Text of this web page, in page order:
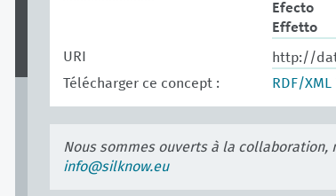
Efecto
Effetto
URI
http://
Télécharger ce concept :
RDF/XML
Nous sommes ouverts à la collaboration,
info@silknow.eu